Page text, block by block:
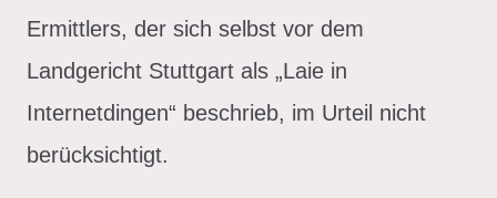
Ermittlers, der sich selbst vor dem
Landgericht Stuttgart als „Laie in
Internetdingen“ beschrieb, im Urteil nicht
berücksichtigt.